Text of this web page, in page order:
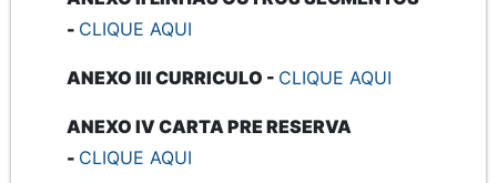
- CLIQUE AQUI
ANEXO III CURRICULO - CLIQUE AQUI
ANEXO IV CARTA PRE RESERVA
- CLIQUE AQUI